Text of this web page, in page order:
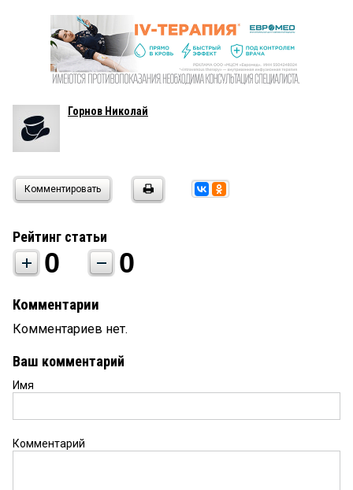
Горнов Николай
Комментировать
Рейтинг статьи
0 0
Комментарии
Комментариев нет.
Ваш комментарий
Имя
Комментарий